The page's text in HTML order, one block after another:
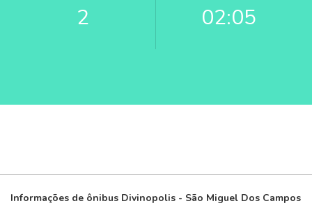
2 02:05
Informações de ônibus Divinopolis - São Miguel Dos Campos